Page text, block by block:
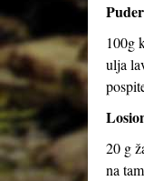
100g
ulja
20 g
na